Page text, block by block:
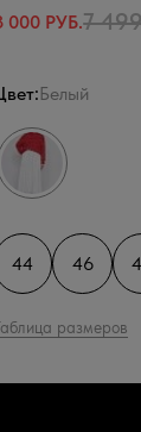
000 РУБ.7
Белый
44 46
размеров